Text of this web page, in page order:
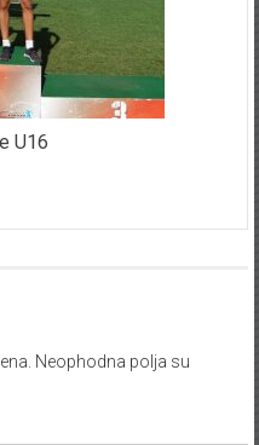
U16
Neophodna polja su